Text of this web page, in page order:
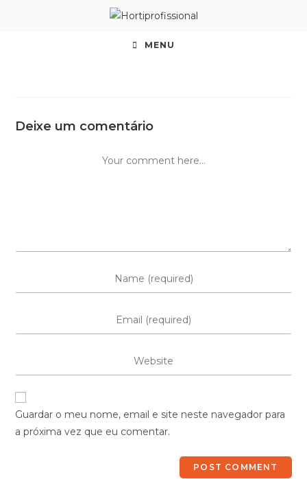
MENU
Deixe um comentário
Guardar o meu nome, email e site neste navegador para
a próxima vez que eu comentar.